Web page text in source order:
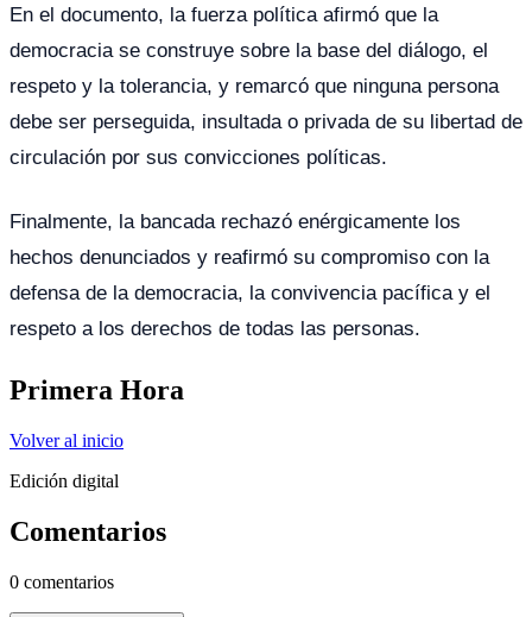
En el documento, la fuerza política afirmó que la
democracia se construye sobre la base del diálogo, el
respeto y la tolerancia, y remarcó que ninguna persona
debe ser perseguida, insultada o privada de su libertad de
circulación por sus convicciones políticas.
Finalmente, la bancada rechazó enérgicamente los
hechos denunciados y reafirmó su compromiso con la
defensa de la democracia, la convivencia pacífica y el
respeto a los derechos de todas las personas.
Primera Hora
Volver al inicio
Edición digital
Comentarios
0 comentarios